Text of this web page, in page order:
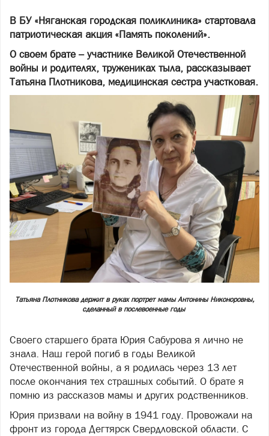
В БУ «Няганская городская поликлиника» стартовала
патриотическая акция «Память поколений».
О своем брате – участнике Великой Отечественной
войны и родителях, тружениках тыла, рассказывает
Татьяна Плотникова, медицинская сестра участковая.
Татьяна Плотникова держит в руках портрет мамы Антонины Никоноровны,
сделанный в послевоенные годы
Своего старшего брата Юрия Сабурова я лично не
знала. Наш герой погиб в годы Великой
Отечественной войны, а я родилась через 13 лет
после окончания тех страшных событий. О брате я
помню из рассказов мамы и других родственников.
Юрия призвали на войну в 1941 году. Провожали на
фронт из города Дегтярск Свердловской области. С